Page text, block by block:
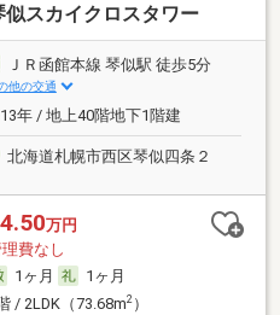
似スカイクロスタワー
ＪＲ函館本線 琴似駅 徒歩5分
他の交通
年 / 地上40階地下1階建
北海道札幌市西区琴似四条２
万円
費なし
1ヶ月
1ヶ月
/ 2LDK（73.68m2）